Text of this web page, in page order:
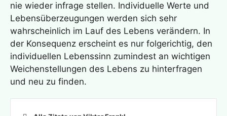
nie wieder infrage stellen. Individuelle Werte und
Lebensüberzeugungen werden sich sehr
wahrscheinlich im Lauf des Lebens verändern. In
der Konsequenz erscheint es nur folgerichtig, den
individuellen Lebenssinn zumindest an wichtigen
Weichenstellungen des Lebens zu hinterfragen
und neu zu finden.